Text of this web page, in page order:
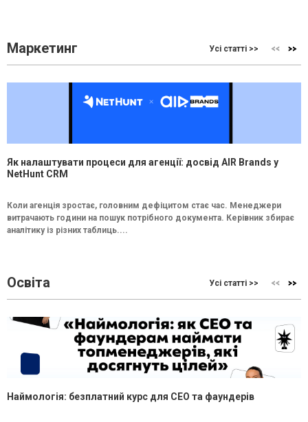
Маркетинг Усі статті >>
Як налаштувати процеси для агенції: досвід AIR Brands у
NetHunt CRM
Коли агенція зростає, головним дефіцитом стає час. Менеджери
витрачають години на пошук потрібного документа. Керівник збирає
аналітику із різних таблиць....
Освіта Усі статті >>
Наймологія: безплатний курс для CEO та фаундерів